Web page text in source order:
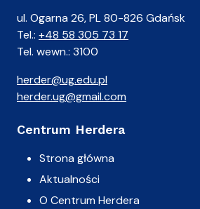
ul. Ogarna 26, PL 80-826 Gdańsk
Tel.: +48 58 305 73 17
Tel. wewn.: 3100
herder@ug.edu.pl
herder.ug@gmail.com
Centrum Herdera
Strona główna
Aktualności
O Centrum Herdera